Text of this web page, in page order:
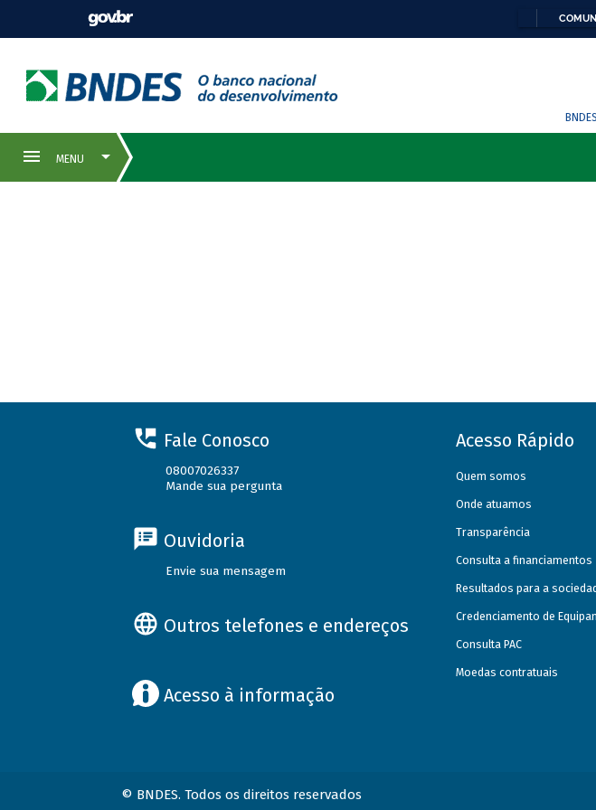
Fale Conosco
08007026337
Mande sua pergunta
Ouvidoria
Envie sua mensagem
Outros telefones e endereços
Acesso à informação
Acesso Rápido
Quem somos
Onde atuamos
Transparência
Consulta a financiamentos
Resultados para a
Credenciamento de
Consulta PAC
Moedas contratuais
© BNDES. Todos os direitos reservados